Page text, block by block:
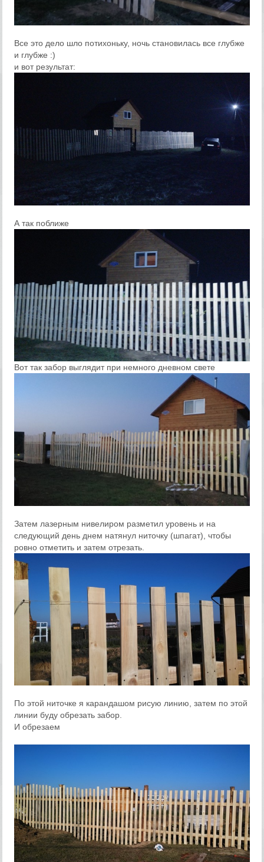
Все это дело шло потихоньку, ночь становилась все глубже
и глубже :)
и вот результат:
А так поближе
Вот так забор выглядит при немного дневном свете
Затем лазерным нивелиром разметил уровень и на
следующий день днем натянул ниточку (шпагат), чтобы
ровно отметить и затем отрезать.
По этой ниточке я карандашом рисую линию, затем по этой
линии буду обрезать забор.
И обрезаем